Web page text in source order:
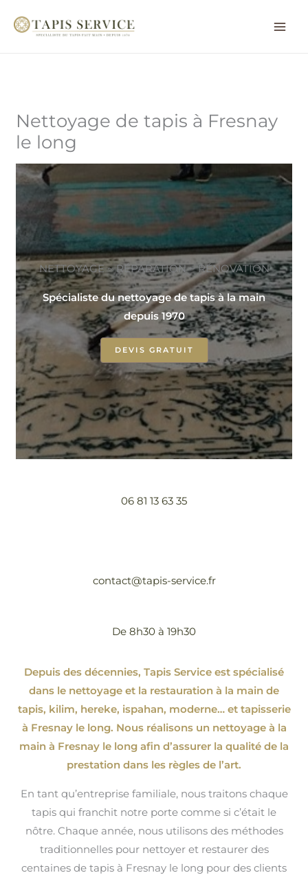
Nettoyage de tapis à Fresnay
le long
NETTOYAGE ~ RÉPARATION ~ RÉNOVATION
Spécialiste du nettoyage de tapis à la main
depuis 1970
DEVIS GRATUIT
06 81 13 63 35
contact@tapis-service.fr
De 8h30 à 19h30
Depuis des décennies, Tapis Service est spécialisé
dans le nettoyage et la restauration à la main de
tapis, kilim, hereke, ispahan, moderne…et tapisserie
à Fresnay le long. Nous réalisons un nettoyage à la
main à Fresnay le long afin d’assurer la qualité de la
prestation dans les règles de l’art.
En tant qu’entreprise familiale, nous traitons chaque
tapis qui franchit notre porte comme si c’était le
nôtre. Chaque année, nous utilisons des méthodes
traditionnelles pour nettoyer et restaurer des
centaines de tapis à Fresnay le long pour des clients